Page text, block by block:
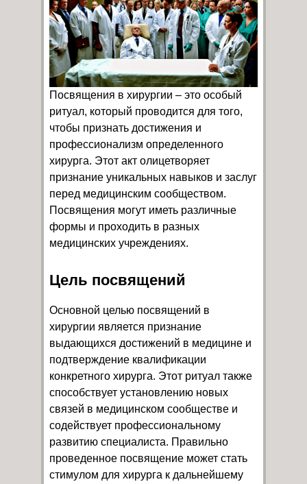
Посвящения в хирургии – это особый
ритуал, который проводится для того,
чтобы признать достижения и
профессионализм определенного
хирурга. Этот акт олицетворяет
признание уникальных навыков и заслуг
перед медицинским сообществом.
Посвящения могут иметь различные
формы и проходить в разных
медицинских учреждениях.
Цель посвящений
Основной целью посвящений в
хирургии является признание
выдающихся достижений в медицине и
подтверждение квалификации
конкретного хирурга. Этот ритуал также
способствует установлению новых
связей в медицинском сообществе и
содействует профессиональному
развитию специалиста. Правильно
проведенное посвящение может стать
стимулом для хирурга к дальнейшему